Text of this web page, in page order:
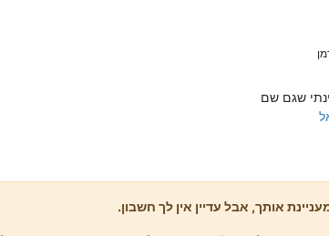
שגם שם
אותך, אבל עדיין אין לך חשבון.